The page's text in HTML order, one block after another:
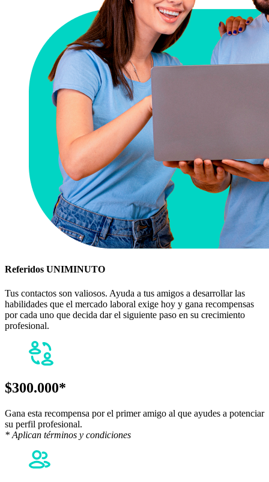
Referidos UNIMINUTO
Tus contactos son valiosos. Ayuda a tus amigos a desarrollar las
habilidades que el mercado laboral exige hoy y gana recompensas
por cada uno que decida dar el siguiente paso en su crecimiento
profesional.
$300.000*
Gana esta recompensa por el primer amigo al que ayudes a potenciar
su perfil profesional.
* Aplican términos y condiciones